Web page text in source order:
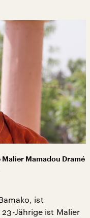
Malier Mamadou Dramé
ist
Jährige ist Malier